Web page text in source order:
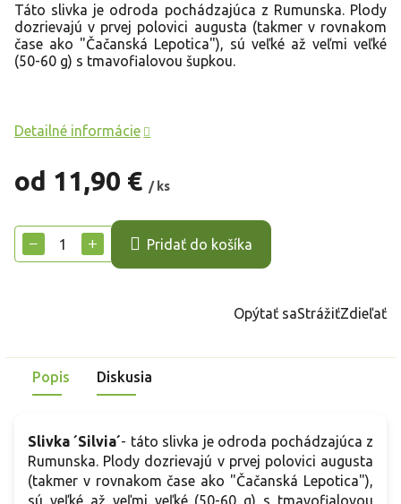
od 11,90 € / ks
cena:
+
− Pridať do košíka
Táto slivka je odroda pochádzajúca z Rumunska. Plody
dozrievajú v prvej polovici augusta (takmer v rovnakom
čase ako "Čačanská Lepotica"), sú veľké až veľmi veľké
(50-60 g) s tmavofialovou šupkou.
Detailné informácie
Opýtať saStrážiťZdieľať
Popis Diskusia
Slivka ´Silvia´- táto slivka je odroda pochádzajúca z
Rumunska. Plody dozrievajú v prvej polovici augusta
(takmer v rovnakom čase ako "Čačanská Lepotica"),
sú veľké až veľmi veľké (50-60 g) s tmavofialovou